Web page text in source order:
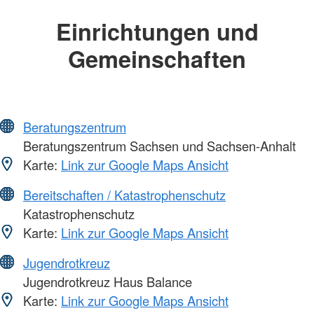
Einrichtungen und
Gemeinschaften
Beratungszentrum
Beratungszentrum Sachsen und Sachsen-Anhalt
Karte: Link zur Google Maps Ansicht
Bereitschaften / Katastrophenschutz
Katastrophenschutz
Karte: Link zur Google Maps Ansicht
Jugendrotkreuz
Jugendrotkreuz Haus Balance
Karte: Link zur Google Maps Ansicht